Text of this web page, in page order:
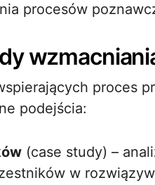
procesów
proces
podejścia:
(case study) –
w